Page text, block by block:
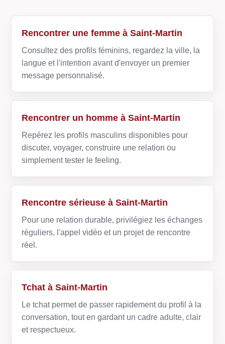
Rencontrer une femme à Saint-Martin
Consultez des profils féminins, regardez la ville, la
langue et l'intention avant d'envoyer un premier
message personnalisé.
Rencontrer un homme à Saint-Martin
Repérez les profils masculins disponibles pour
discuter, voyager, construire une relation ou
simplement tester le feeling.
Rencontre sérieuse à Saint-Martin
Pour une relation durable, privilégiez les échanges
réguliers, l'appel vidéo et un projet de rencontre
réel.
Tchat à Saint-Martin
Le tchat permet de passer rapidement du profil à la
conversation, tout en gardant un cadre adulte, clair
et respectueux.